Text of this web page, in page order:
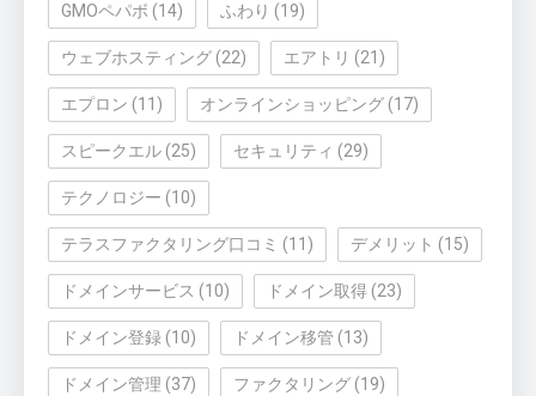
GMOペパボ (14) ふわり (19)
ウェブホスティング (22) エアトリ (21)
エプロン (11) オンラインショッピング (17)
スピークエル (25) セキュリティ (29)
テクノロジー (10)
テラスファクタリング口コミ (11) デメリット (15)
ドメインサービス (10) ドメイン取得 (23)
ドメイン登録 (10) ドメイン移管 (13)
ドメイン管理 (37) ファクタリング (19)